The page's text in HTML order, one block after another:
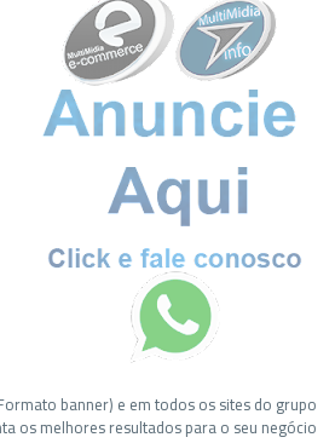
banner) e em todos os sites do grupo
os melhores resultados para o seu negócio.